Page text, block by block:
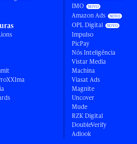
IMO
Amazon Ads
OPL Digital
Impulso
PicPay
Nós Inteligência
Vistar Media
Machina
Viasat Ads
Magnite
Uncover
Mude
RZK Digital
DoubleVerify
Adlook